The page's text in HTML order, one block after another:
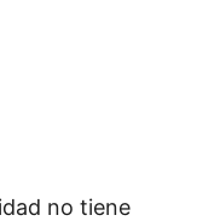
no tiene